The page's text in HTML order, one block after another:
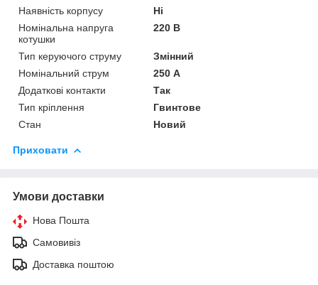
Наявність корпусу
Ні
Номінальна напруга
котушки
220 В
Тип керуючого струму
Змінний
Номінальний струм
250 А
Додаткові контакти
Так
Тип кріплення
Гвинтове
Стан
Новий
Приховати
Умови доставки
Нова Пошта
Самовивіз
Доставка поштою